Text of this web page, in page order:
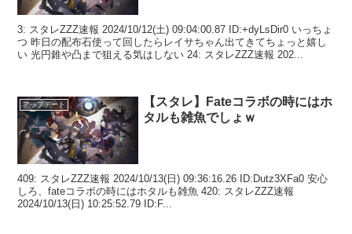
3: スタレZZZ速報 2024/10/12(土) 09:04:00.87 ID:+dyLsDir0 いっちょ
つ 昨日の配布石使って回したらレイサちゃん出てきてちょっと嬉し
い 光円錐や凸まで狙える気はしない 24: スタレZZZ速報 202...
アップデート
【スタレ】Fateコラボの時にはホ
タルも雑魚でしょｗ
409: スタレZZZ速報 2024/10/13(日) 09:36:16.26 ID:Dutz3XFa0 安心
しろ、fateコラボの時にはホタルも雑魚 420: スタレZZZ速報
2024/10/13(日) 10:25:52.79 ID:F...